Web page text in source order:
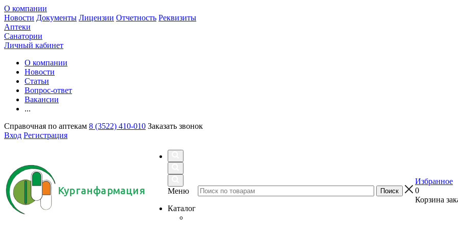
О компании
Новости Документы Лицензии Отчетность Реквизиты
Аптеки
Санатории
Личный кабинет
О компании
Новости
Статьи
Вопрос-ответ
Вакансии
...
Справочная по аптекам 8 (3522) 410-010 Заказать звонок
Вход Регистрация
Курганфармация
Меню
Каталог
Избранное
0
Корзина